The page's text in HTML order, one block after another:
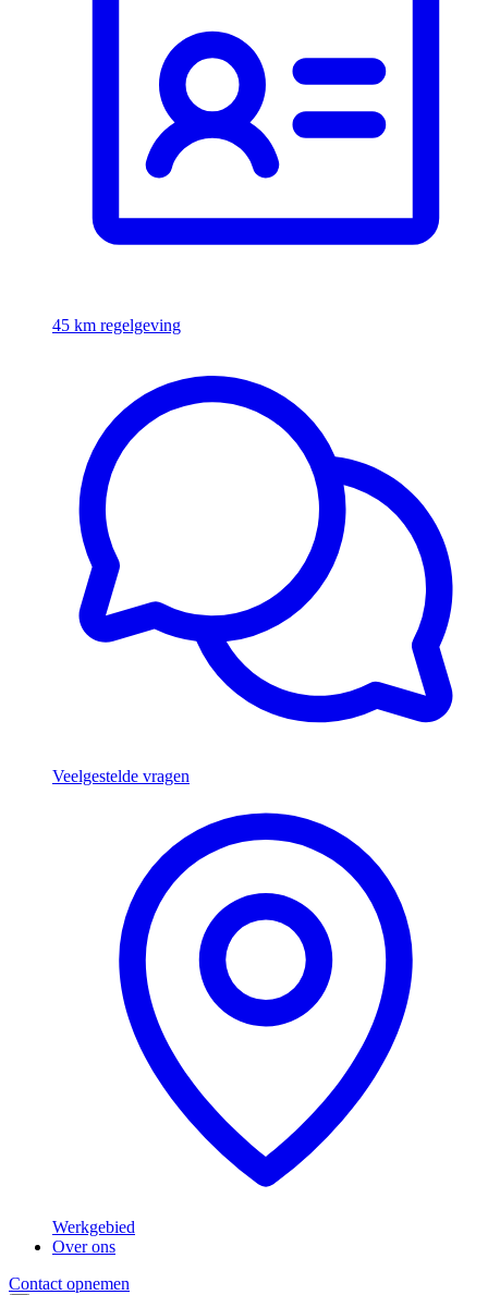
45 km regelgeving
Veelgestelde vragen
Werkgebied
Over ons
Contact opnemen